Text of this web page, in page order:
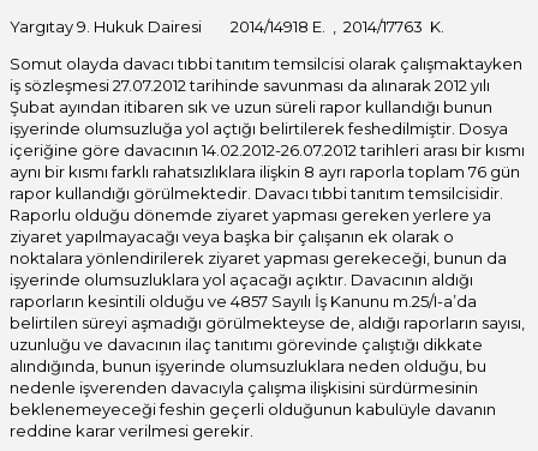
Yargıtay 9. Hukuk Dairesi 2014/14918 E. , 2014/17763 K.
Somut olayda davacı tıbbi tanıtım temsilcisi olarak çalışmaktayken
iş sözleşmesi 27.07.2012 tarihinde savunması da alınarak 2012 yılı
Şubat ayından itibaren sık ve uzun süreli rapor kullandığı bunun
işyerinde olumsuzluğa yol açtığı belirtilerek feshedilmiştir. Dosya
içeriğine göre davacının 14.02.2012-26.07.2012 tarihleri arası bir kısmı
aynı bir kısmı farklı rahatsızlıklara ilişkin 8 ayrı raporla toplam 76 gün
rapor kullandığı görülmektedir. Davacı tıbbi tanıtım temsilcisidir.
Raporlu olduğu dönemde ziyaret yapması gereken yerlere ya
ziyaret yapılmayacağı veya başka bir çalışanın ek olarak o
noktalara yönlendirilerek ziyaret yapması gerekeceği, bunun da
işyerinde olumsuzluklara yol açacağı açıktır. Davacının aldığı
raporların kesintili olduğu ve 4857 Sayılı İş Kanunu m.25/I-a’da
belirtilen süreyi aşmadığı görülmekteyse de, aldığı raporların sayısı,
uzunluğu ve davacının ilaç tanıtımı görevinde çalıştığı dikkate
alındığında, bunun işyerinde olumsuzluklara neden olduğu, bu
nedenle işverenden davacıyla çalışma ilişkisini sürdürmesinin
beklenemeyeceği feshin geçerli olduğunun kabulüyle davanın
reddine karar verilmesi gerekir.